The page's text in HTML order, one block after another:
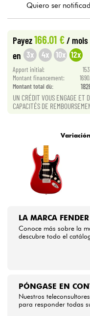
HiFi
Bundle
Ver
Quiero ser
Payez166.01 € / mois
en 3x 4x 10x 12x
Apport initial:
Montant financement:
Montant total dù:
UN CRÉDIT VOUS ENGAGE ET
CAPACITÉS DE
LA MARCA FENDER
Conoce más sobre la
descubre todo el
PÓNGASE EN
Nuestros
para responder todas